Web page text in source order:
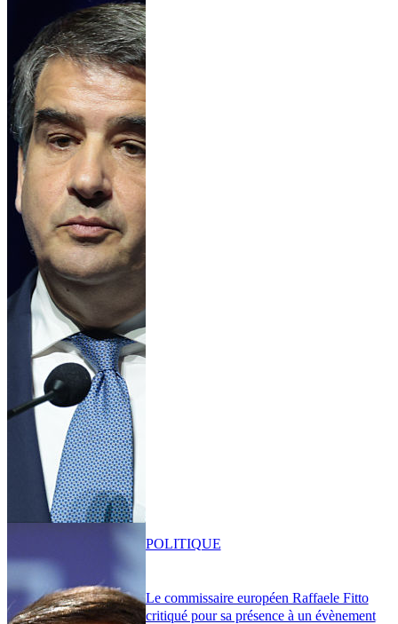
Le commissaire européen Raffaele Fitto
critiqué pour sa présence à un évènement
POLITIQUE